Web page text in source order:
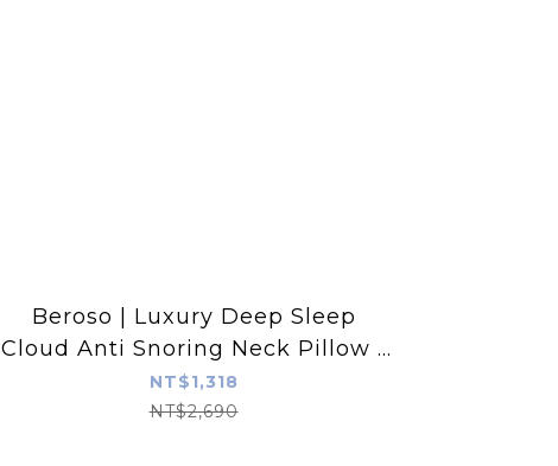
Beroso | Luxury Deep Sleep
Cloud Anti Snoring Neck Pillow -
Glacier Blue (Exclusive Color)
NT$1,318
NT$2,690